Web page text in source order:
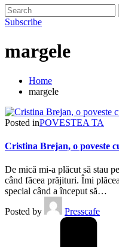
Subscribe
margele
Home
margele
Posted inPOVESTEA TA
Cristina Brejan, o poveste
De mică mi-a plăcut să stau
când făcea prăjituri. Îmi
special când a început să…
Posted by
Presscafe